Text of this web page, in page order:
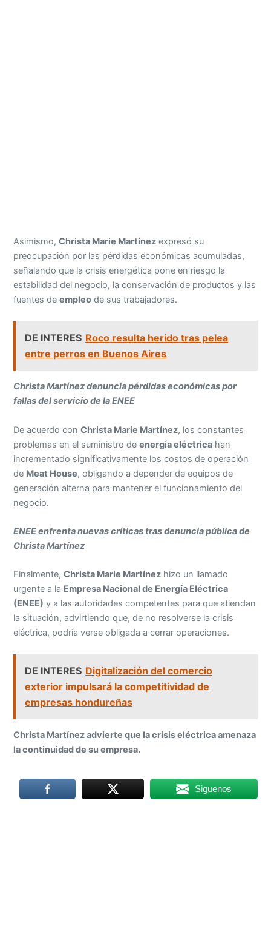
Asimismo,Christa Marie Martínez expresó su
preocupación por las pérdidas económicas acumuladas,
señalando que la crisis energética pone en riesgo la
estabilidad del negocio, la conservación de productos y las
fuentes deempleo de sus trabajadores.
DE INTERES Roco resulta herido tras pelea
entre perros en Buenos Aires
Christa Martínez denuncia pérdidas económicas por
fallas del servicio de la ENEE
De acuerdo conChrista Marie Martínez, los constantes
problemas en el suministro deenergía eléctrica han
incrementado significativamente los costos de operación
de Meat House, obligando a depender de equipos de
generación alterna para mantener el funcionamiento del
negocio.
ENEE enfrenta nuevas críticas tras denuncia pública de
Christa Martínez
Finalmente,Christa Marie Martínez hizo un llamado
urgente a la Empresa Nacional de Energía Eléctrica
(ENEE) y a las autoridades competentes para que atiendan
la situación, advirtiendo que, de no resolverse la crisis
eléctrica, podría verse obligada a cerrar operaciones.
DE INTERES Digitalización del comercio
exterior impulsará la competitividad de
empresas hondureñas
Christa Martínez advierte que la crisis eléctrica amenaza
la continuidad de su empresa.
Siguenos